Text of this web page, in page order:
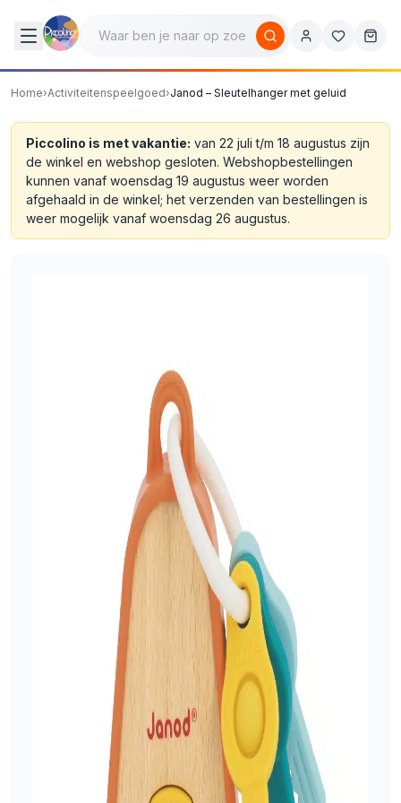
Home›Activiteitenspeelgoed›Janod – Sleutelhanger met geluid
Piccolino is met vakantie: van 22 juli t/m 18 augustus zijn
de winkel en webshop gesloten. Webshopbestellingen
kunnen vanaf woensdag 19 augustus weer worden
afgehaald in de winkel; het verzenden van bestellingen is
weer mogelijk vanaf woensdag 26 augustus.